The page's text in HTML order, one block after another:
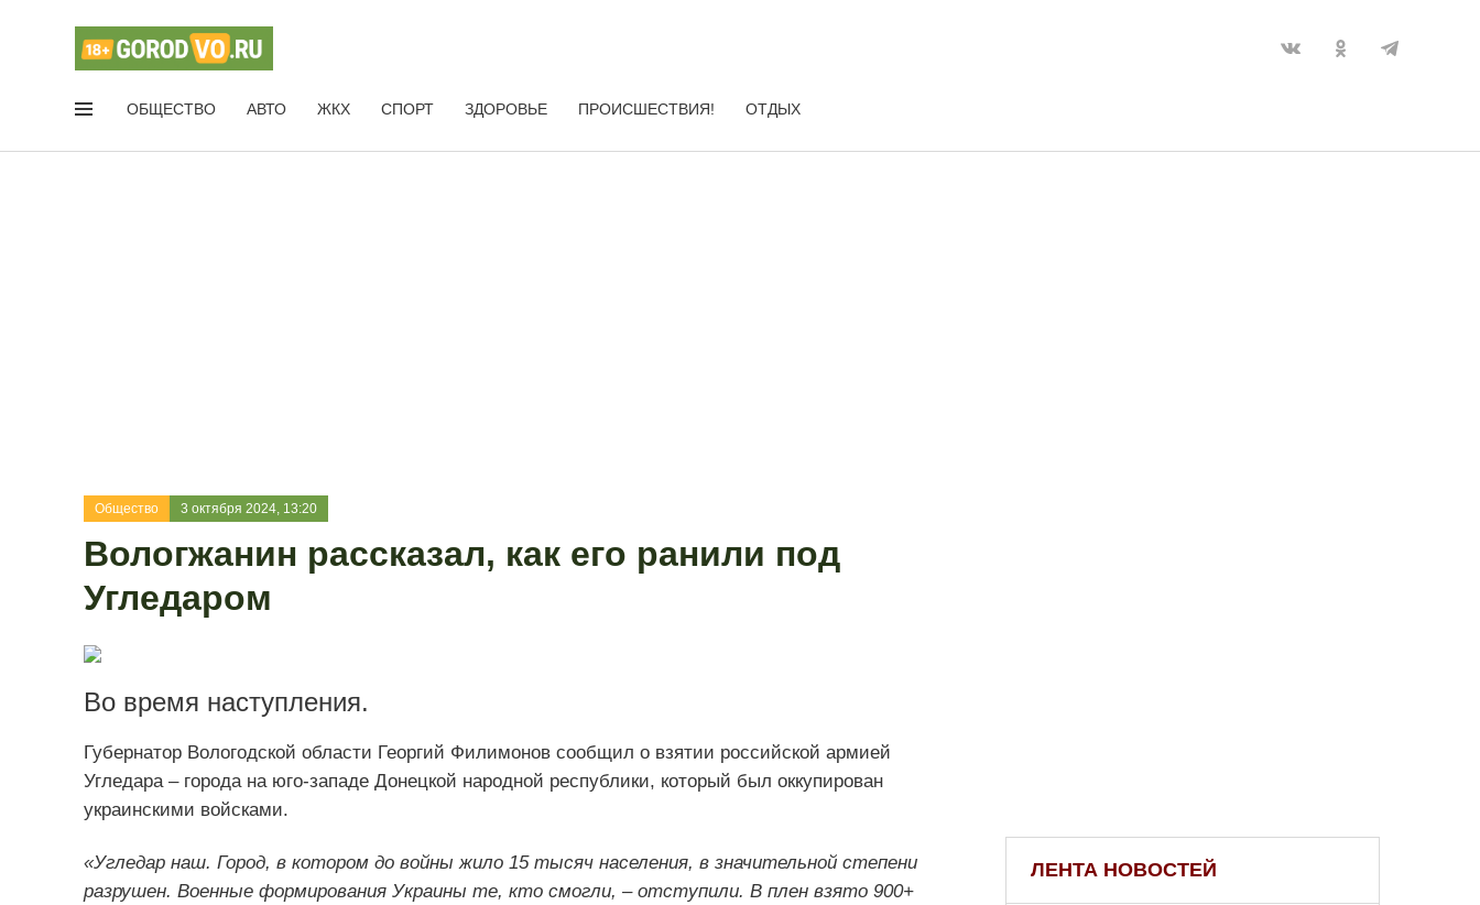
ОБЩЕСТВО АВТО ЖКХ СПОРТ ЗДОРОВЬЕ ПРОИСШЕСТВИЯ! ОТДЫХ
Общество 3 октября 2024, 13:20
Вологжанин рассказал, как его ранили под
Угледаром
Во время наступления.
Губернатор Вологодской области Георгий Филимонов сообщил о взятии российской армией
Угледара – города на юго-западе Донецкой народной республики, который был оккупирован
украинскими войсками.
«Угледар наш. Город, в котором до войны жило 15 тысяч населения, в значительной степени
разрушен. Военные формирования Украины те, кто смогли, – отступили. В плен взято 900+
ЛЕНТА НОВОСТЕЙ